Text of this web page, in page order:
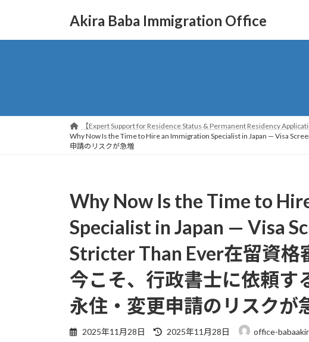
Akira Baba Immigration Office
【Expert Support for Residence Status & Permanent Residency
Why Now Is the Time to Hire an Immigration Specialist in Japan — Visa
申請のリスクが急増
Why Now Is the Time to
Specialist in Japan — Visa
Stricter Than Ever在留資格
今こそ、行政書士に依頼す
永住・変更申請のリスクが
2025年11月28日
最
2025年11月28日 office-